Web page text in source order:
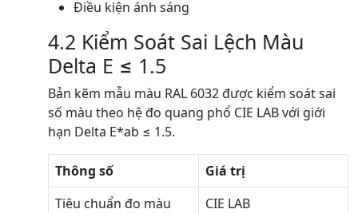
Điều kiện ánh sáng
4.2 Kiểm Soát Sai Lệch Màu
Delta E ≤ 1.5
Bản kẽm mẫu màu RAL 6032 được kiểm soát sai
số màu theo hệ đo quang phổ CIE LAB với giới
hạn Delta E*ab ≤ 1.5.
Thông số
Giá trị
Tiêu chuẩn đo màu
CIE LAB